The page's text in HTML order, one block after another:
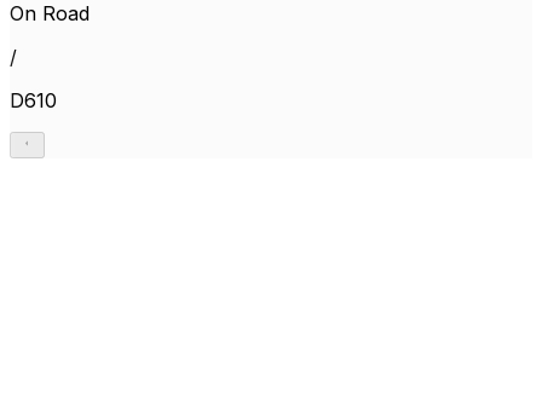
On Road
/
D610